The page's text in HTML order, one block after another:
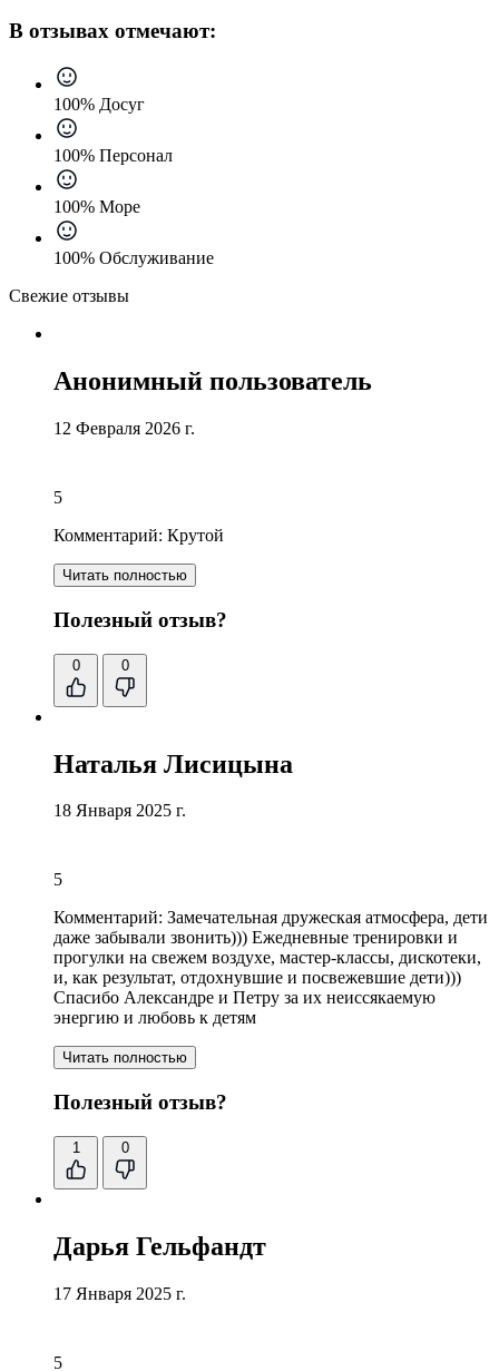
В отзывах отмечают:
100% Досуг
100% Персонал
100% Море
100% Обслуживание
Свежие отзывы
Анонимный пользователь
12 Февраля 2026 г.
5
Комментарий: Крутой
Читать полностью
Полезный отзыв?
0 0
Наталья Лисицына
18 Января 2025 г.
5
Комментарий: Замечательная дружеская атмосфера, дети
даже забывали звонить))) Ежедневные тренировки и
прогулки на свежем воздухе, мастер-классы, дискотеки,
и, как результат, отдохнувшие и посвежевшие дети)))
Спасибо Александре и Петру за их неиссякаемую
энергию и любовь к детям
Читать полностью
Полезный отзыв?
1 0
Дарья Гельфандт
17 Января 2025 г.
5